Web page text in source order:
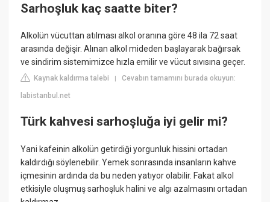
Sarhoşluk kaç saatte biter?
Alkolün vücuttan atılması alkol oranına göre 48 ila 72 saat
arasında değişir. Alınan alkol mideden başlayarak bağırsak
ve sindirim sistemimizce hızla emilir ve vücut sıvısına geçer.
Kaynak kaldırma talebi |Cevabın tamamını burada okuyun:
labistanbul.net
Türk kahvesi sarhoşluğa iyi gelir mi?
Yani kafeinin alkolün getirdiği yorgunluk hissini ortadan
kaldırdığı söylenebilir. Yemek sonrasında insanların kahve
içmesinin ardında da bu neden yatıyor olabilir. Fakat alkol
etkisiyle oluşmuş sarhoşluk halini ve algı azalmasını ortadan